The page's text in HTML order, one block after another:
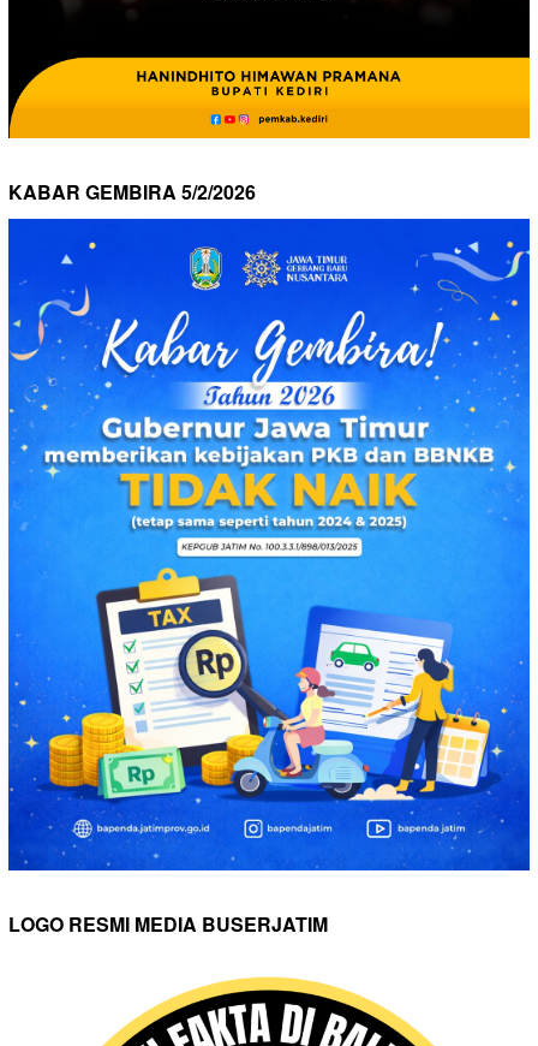
KABAR GEMBIRA 5/2/2026
LOGO RESMI MEDIA BUSERJATIM